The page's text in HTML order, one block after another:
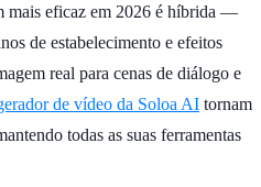
mais eficaz em 2026 é híbrida —
de estabelecimento e efeitos
real para cenas de diálogo e
de vídeo da Soloa AI tornam
todas as suas ferramentas